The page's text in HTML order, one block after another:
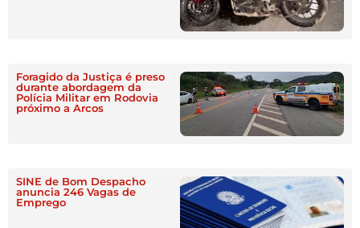
Foragido da Justiça é preso
durante abordagem da
Polícia Militar em Rodovia
próximo a Arcos
SINE de Bom Despacho
anuncia 246 Vagas de
Emprego